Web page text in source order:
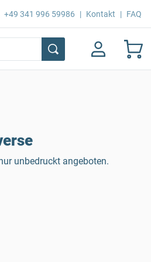
+49 341 996 59986 | Kontakt | FAQ
unbedruckt angeboten.